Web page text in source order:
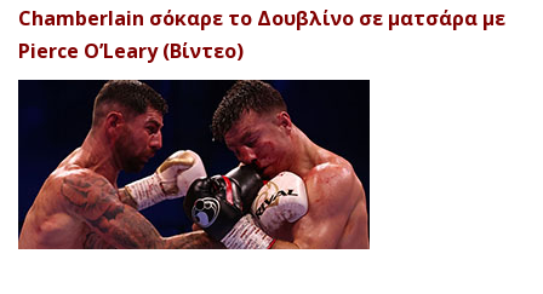
Chamberlain σόκαρε το Δουβλίνο σε ματσάρα με
Pierce O’Leary (Βίντεο)